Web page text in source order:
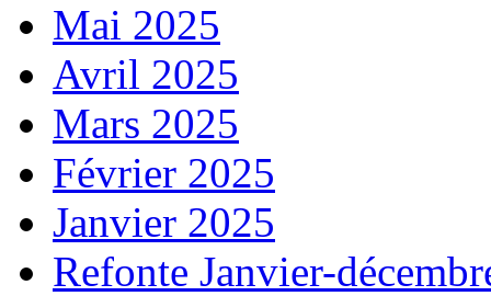
Mai 2025
Avril 2025
Mars 2025
Février 2025
Janvier 2025
Refonte Janvier-